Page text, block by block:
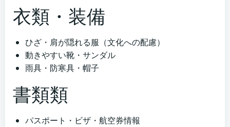
衣類・装備
ひざ・肩が隠れる服（文化への配慮）
動きやすい靴・サンダル
雨具・防寒具・帽子
書類類
パスポート・ビザ・航空券情報